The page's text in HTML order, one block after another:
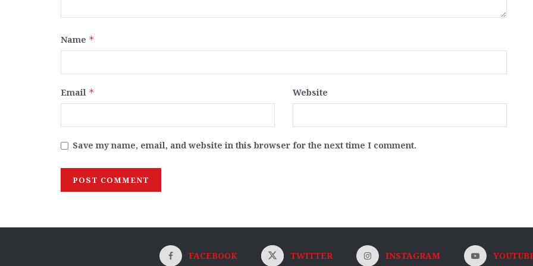
Name *
Email * Website
Save my name, email, and website in this browser for the next time I comment.
FACEBOOK TWITTER INSTAGRAM